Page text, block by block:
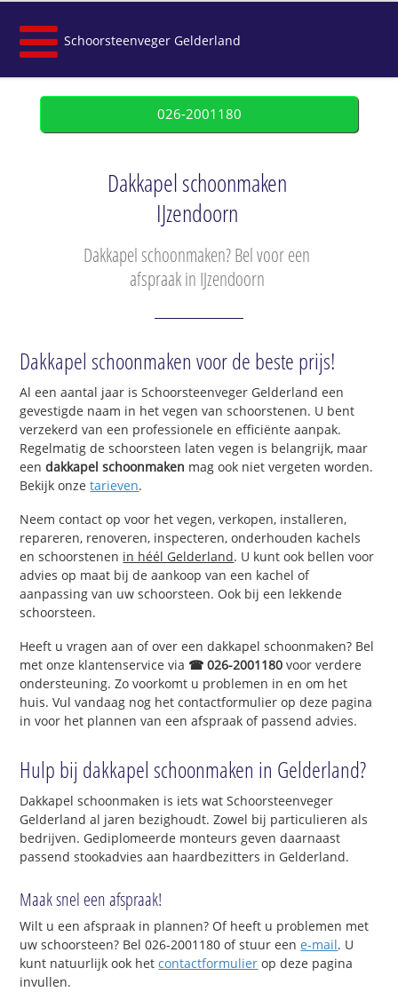
Schoorsteenveger Gelderland
026-2001180
Dakkapel schoonmaken
IJzendoorn
Dakkapel schoonmaken? Bel voor een
afspraak in IJzendoorn
Dakkapel schoonmaken voor de beste prijs!
Al een aantal jaar is Schoorsteenveger Gelderland een
gevestigde naam in het vegen van schoorstenen. U bent
verzekerd van een professionele en efficiënte aanpak.
Regelmatig de schoorsteen laten vegen is belangrijk, maar
eendakkapel schoonmaken mag ook niet vergeten worden.
Bekijk onzetarieven.
Neem contact op voor het vegen, verkopen, installeren,
repareren, renoveren, inspecteren, onderhouden kachels
en schoorstenen in héél Gelderland. U kunt ook bellen voor
advies op maat bij de aankoop van een kachel of
aanpassing van uw schoorsteen. Ook bij een lekkende
schoorsteen.
Heeft u vragen aan of over een dakkapel schoonmaken? Bel
met onze klantenservice via ☎ 026-2001180 voor verdere
ondersteuning. Zo voorkomt u problemen in en om het
huis. Vul vandaag nog het contactformulier op deze pagina
in voor het plannen van een afspraak of passend advies.
Hulp bij dakkapel schoonmaken in Gelderland?
Dakkapel schoonmaken is iets wat Schoorsteenveger
Gelderland al jaren bezighoudt. Zowel bij particulieren als
bedrijven. Gediplomeerde monteurs geven daarnaast
passend stookadvies aan haardbezitters in Gelderland.
Maak snel een afspraak!
Wilt u een afspraak in plannen? Of heeft u problemen met
uw schoorsteen? Bel 026-2001180 of stuur eene-mail. U
kunt natuurlijk ook hetcontactformulier op deze pagina
invullen.